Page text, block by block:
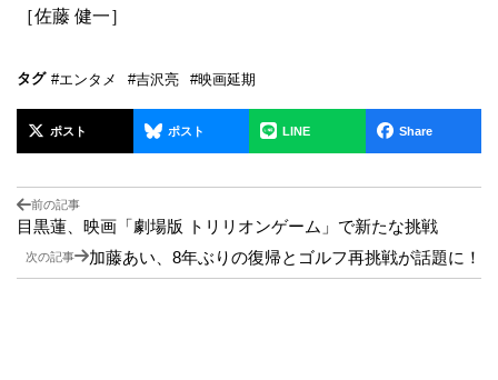
［佐藤 健一］
タグ #エンタメ #吉沢亮 #映画延期
ポスト ポスト LINE Share
前の記事
目黒蓮、映画「劇場版 トリリオンゲーム」で新たな挑戦
次の記事 加藤あい、8年ぶりの復帰とゴルフ再挑戦が話題に！